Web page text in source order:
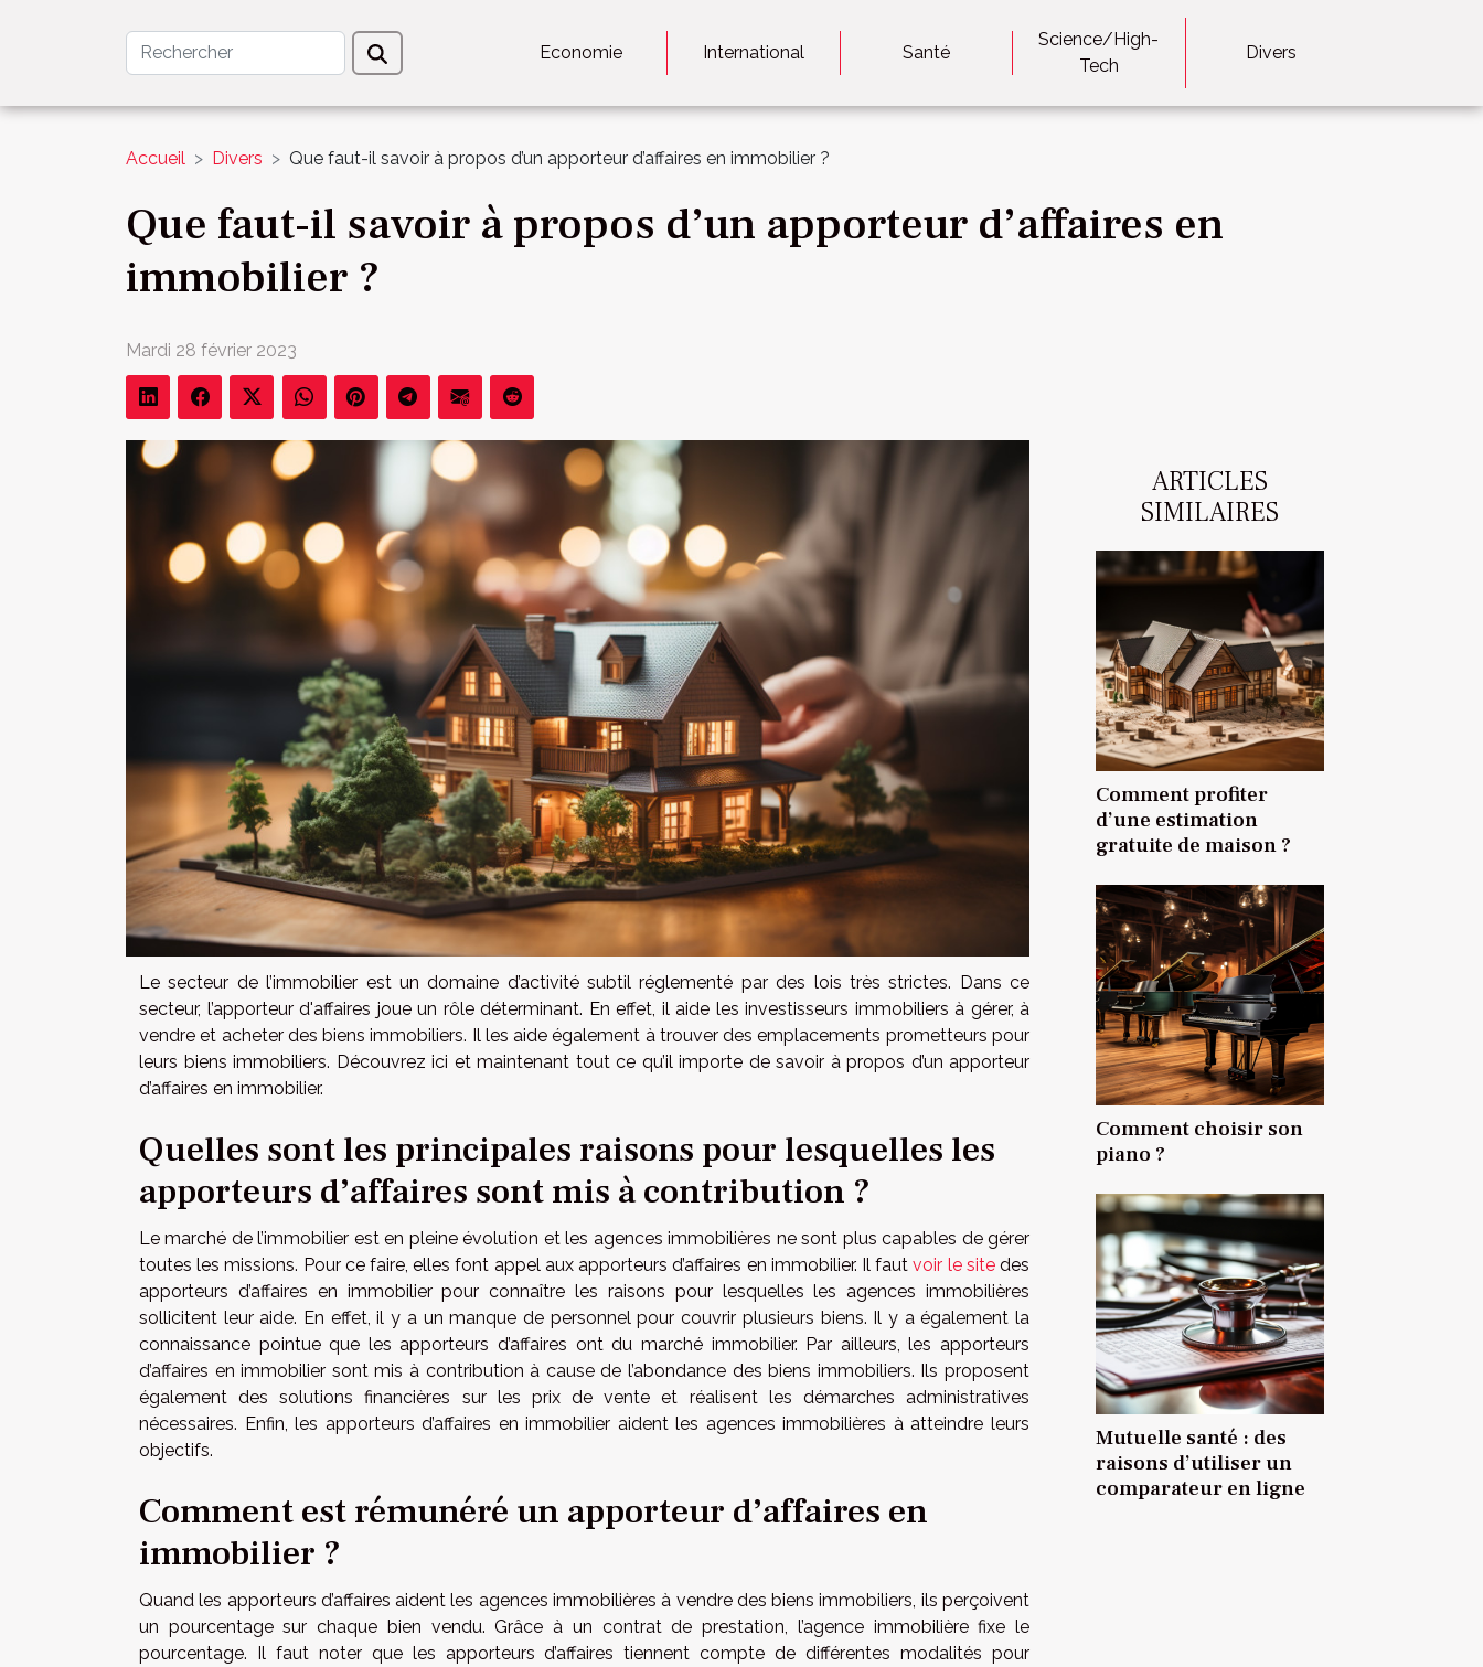
Economie International Santé
Science/High-
Tech
Divers
Accueil Divers Que faut-il savoir à propos d’un apporteur d’affaires en immobilier ?
Que faut-il savoir à propos d’un apporteur d’affaires en
immobilier ?
Mardi 28 février 2023
Le secteur de l’immobilier est un domaine d’activité subtil réglementé par des lois très strictes. Dans ce
secteur, l’apporteur d'affaires joue un rôle déterminant. En effet, il aide les investisseurs immobiliers à gérer, à
vendre et acheter des biens immobiliers. Il les aide également à trouver des emplacements prometteurs pour
leurs biens immobiliers. Découvrez ici et maintenant tout ce qu’il importe de savoir à propos d’un apporteur
d’affaires en immobilier.
Quelles sont les principales raisons pour lesquelles les
apporteurs d’affaires sont mis à contribution ?
Le marché de l’immobilier est en pleine évolution et les agences immobilières ne sont plus capables de gérer
toutes les missions. Pour ce faire, elles font appel aux apporteurs d’affaires en immobilier. Il fautvoir le sitedes
apporteurs d’affaires en immobilier pour connaître les raisons pour lesquelles les agences immobilières
sollicitent leur aide. En effet, il y a un manque de personnel pour couvrir plusieurs biens. Il y a également la
connaissance pointue que les apporteurs d’affaires ont du marché immobilier. Par ailleurs, les apporteurs
d’affaires en immobilier sont mis à contribution à cause de l’abondance des biens immobiliers. Ils proposent
également des solutions financières sur les prix de vente et réalisent les démarches administratives
nécessaires. Enfin, les apporteurs d’affaires en immobilier aident les agences immobilières à atteindre leurs
objectifs.
Comment est rémunéré un apporteur d’affaires en
immobilier ?
Quand les apporteurs d’affaires aident les agences immobilières à vendre des biens immobiliers, ils perçoivent
un pourcentage sur chaque bien vendu. Grâce à un contrat de prestation, l’agence immobilière fixe le
pourcentage. Il faut noter que les apporteurs d’affaires tiennent compte de différentes modalités pour
ARTICLES
SIMILAIRES
Comment profiter
d’une estimation
gratuite de maison ?
Comment choisir son
piano ?
Mutuelle santé : des
raisons d’utiliser un
comparateur en ligne